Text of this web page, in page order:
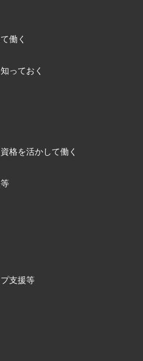
働く
っておく
格を活かして働く
支援等